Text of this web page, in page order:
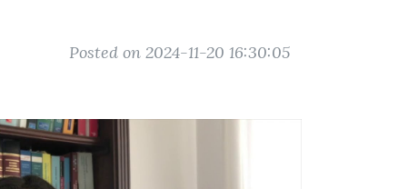
Posted on 2024-11-20 16:30:05